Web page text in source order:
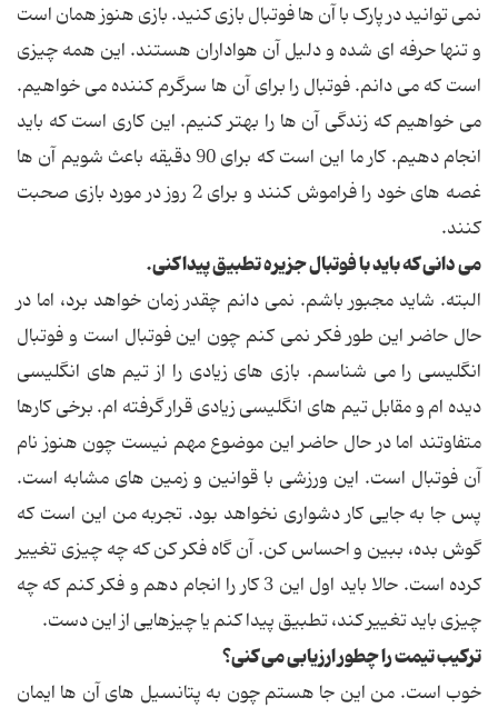
نمی توانید در پارک با آن ها فوتبال بازی کنید. بازی هنوز همان است
و تنها حرفه ای شده و دلیل آن هواداران هستند. این همه چیزی
است که می دانم. فوتبال را برای آن ها سرگرم کننده می خواهیم.
می خواهیم که زندگی آن ها را بهتر کنیم. این کاری است که باید
انجام دهیم. کار ما این است که برای 90 دقیقه باعث شویم آن ها
غصه های خود را فراموش کنند و برای 2 روز در مورد بازی صحبت
کنند.
می دانی که باید با فوتبال جزیره تطبیق پیدا کنی.
البته. شاید مجبور باشم. نمی دانم چقدر زمان خواهد برد، اما در
حال حاضر این طور فکر نمی کنم چون این فوتبال است و فوتبال
انگلیسی را می شناسم. بازی های زیادی را از تیم های انگلیسی
دیده ام و مقابل تیم های انگلیسی زیادی قرار گرفته ام. برخی کارها
متفاوتند اما در حال حاضر این موضوع مهم نیست چون هنوز نام
آن فوتبال است. این ورزشی با قوانین و زمین های مشابه است.
پس جا به جایی کار دشواری نخواهد بود. تجربه من این است که
گوش بده، ببین و احساس کن. آن گاه فکر کن که چه چیزی تغییر
کرده است. حالا باید اول این 3 کار را انجام دهم و فکر کنم که چه
چیزی باید تغییر کند، تطبیق پیدا کنم یا چیزهایی از این دست.
ترکیب تیمت را چطور ارزیابی می کنی؟
خوب است. من این جا هستم چون به پتانسیل های آن ها ایمان